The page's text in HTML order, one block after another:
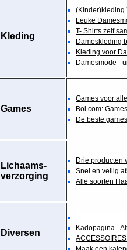
Kleding
(Kinder)kleding
Leuke
T- Shirts zelf
Dameskleding
Kleding voor
Damesmode -
Games
Games voor
Bol.com:
De beste
Lichaams-
verzorging
Drie producten
Snel en veilig
Alle soorten
Diversen
Kadopagina -